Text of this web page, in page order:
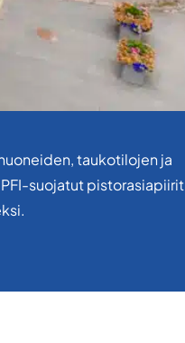
taukotilojen ja
suojatut pistorasiapiirit